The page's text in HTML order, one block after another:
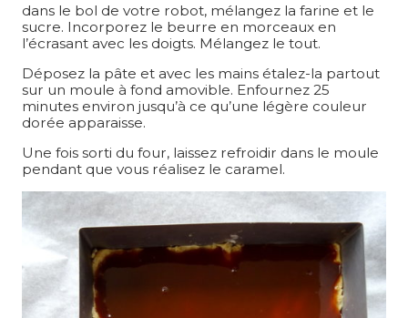
dans le bol de votre robot, mélangez la farine et le
sucre. Incorporez le beurre en morceaux en
l’écrasant avec les doigts. Mélangez le tout.
Déposez la pâte et avec les mains étalez-la partout
sur un moule à fond amovible. Enfournez 25
minutes environ jusqu’à ce qu’une légère couleur
dorée apparaisse.
Une fois sorti du four, laissez refroidir dans le moule
pendant que vous réalisez le caramel.